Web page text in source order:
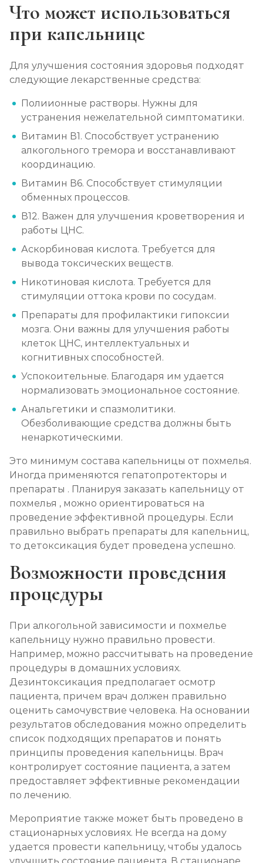
Лечение алкоголизма на дому
Лечение алкоголизма амбулаторно
от 1 100 ₽ Записаться
Лечение алкоголизма в стационаре (сутки)
Лечение пивного алкоголизма
от 2 500 ₽ Записаться
Лечение винного алкоголизма
от 2 500 ₽
Лечение подросткового алкоголизма
от 3 200 ₽ Записаться
Социализация алкоголиков
Что может использоваться
при капельнице
Для улучшения состояния здоровья подходят
следующие лекарственные средства:
Полиионные растворы. Нужны для
устранения нежелательной симптоматики.
Витамин В1. Способствует устранению
алкогольного тремора и восстанавливают
координацию.
Витамин В6. Способствует стимуляции
обменных процессов.
В12. Важен для улучшения кроветворения и
работы ЦНС.
Аскорбиновая кислота. Требуется для
вывода токсических веществ.
Никотиновая кислота. Требуется для
стимуляции оттока крови по сосудам.
Препараты для профилактики гипоксии
мозга. Они важны для улучшения работы
клеток ЦНС, интеллектуальных и
когнитивных способностей.
Успокоительные. Благодаря им удается
нормализовать эмоциональное состояние.
Анальгетики и спазмолитики.
Обезболивающие средства должны быть
ненаркотическими.
Это минимум состава капельницы от похмелья.
Иногда применяются гепатопротекторы и
препараты . Планируя заказать капельницу от
похмелья , можно ориентироваться на
проведение эффективной процедуры. Если
правильно выбрать препараты для капельниц,
то детоксикация будет проведена успешно.
Возможности проведения
процедуры
При алкогольной зависимости и похмелье
капельницу нужно правильно провести.
Например, можно рассчитывать на проведение
процедуры в домашних условиях.
Дезинтоксикация предполагает осмотр
пациента, причем врач должен правильно
оценить самочувствие человека. На основании
результатов обследования можно определить
список подходящих препаратов и понять
принципы проведения капельницы. Врач
контролирует состояние пациента, а затем
предоставляет эффективные рекомендации
по лечению.
Мероприятие также может быть проведено в
стационарных условиях. Не всегда на дому
удается провести капельницу, чтобы удалось